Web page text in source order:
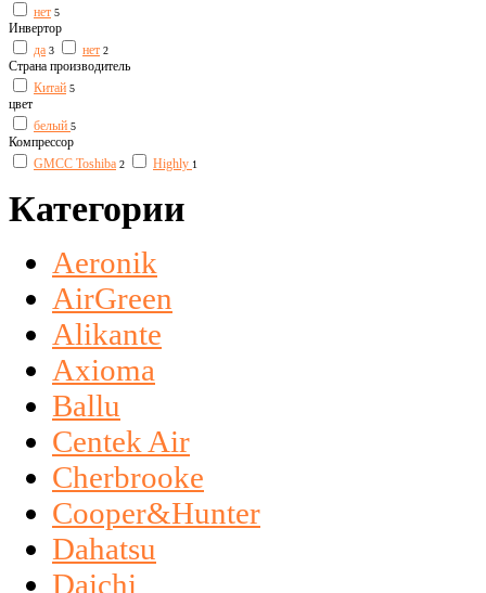
нет 5
Инвертор
да 3 нет 2
Страна производитель
Китай 5
цвет
белый 5
Компрессор
GMCC Toshiba 2 Highly 1
Категории
Aeronik
AirGreen
Alikante
Axioma
Ballu
Centek Air
Cherbrooke
Cooper&Hunter
Dahatsu
Daichi